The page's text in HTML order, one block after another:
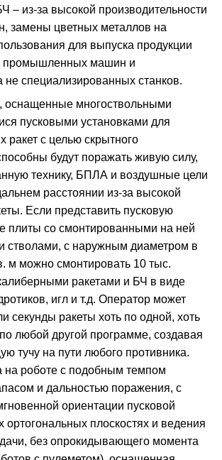
– из-за высокой производительности
замены цветных металлов на
для выпуска продукции
промышленных машин и
не специализированных станков.
оснащенные многоствольными
пусковыми установками для
ракет с целью скрытного
будут поражать живую силу,
технику, БПЛА и воздушные цели
расстоянии из-за высокой
Если представить пусковую
плиты со смонтированными на ней
стволами, с наружным диаметром в
м можно смонтировать 10 тыс.
ракетами и БЧ в виде
игл и т.д. Оператор может
секунды ракеты хоть по одной, хоть
любой другой программе, создавая
тучу на пути любого противника.
на роботе с подобным темпом
и дальностью поражения, с
ориентации пусковой
ортогональных плоскостях и ведения
без опрокидывающего момента